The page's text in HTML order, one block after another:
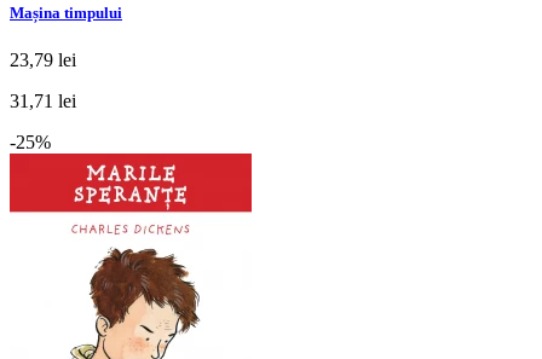
Mașina timpului
23,79 lei
31,71 lei
-25%